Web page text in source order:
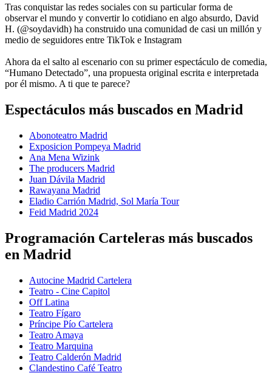
Tras conquistar las redes sociales con su particular forma de
observar el mundo y convertir lo cotidiano en algo absurdo, David
H. (@soydavidh) ha construido una comunidad de casi un millón y
medio de seguidores entre TikTok e Instagram
Ahora da el salto al escenario con su primer espectáculo de comedia,
“Humano Detectado”, una propuesta original escrita e interpretada
por él mismo. A ti que te parece?
Espectáculos más buscados en Madrid
Abonoteatro Madrid
Exposicion Pompeya Madrid
Ana Mena Wizink
The producers Madrid
Juan Dávila Madrid
Rawayana Madrid
Eladio Carrión Madrid, Sol María Tour
Feid Madrid 2024
Programación Carteleras más buscados
en Madrid
Autocine Madrid Cartelera
Teatro - Cine Capitol
Off Latina
Teatro Fígaro
Príncipe Pío Cartelera
Teatro Amaya
Teatro Marquina
Teatro Calderón Madrid
Clandestino Café Teatro